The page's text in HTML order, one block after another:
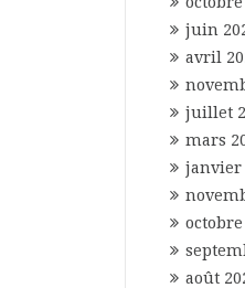
juin
avril
juillet
mars
janvier
octobre
août